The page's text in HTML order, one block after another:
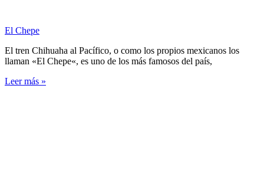
El Chepe
El tren Chihuaha al Pacífico, o como los propios mexicanos los
llaman «El Chepe«, es uno de los más famosos del país,
Leer más »